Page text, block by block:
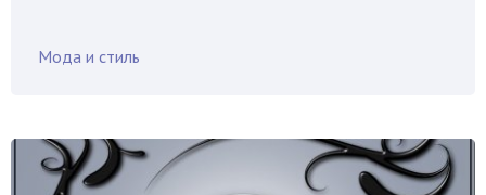
Мода и стиль